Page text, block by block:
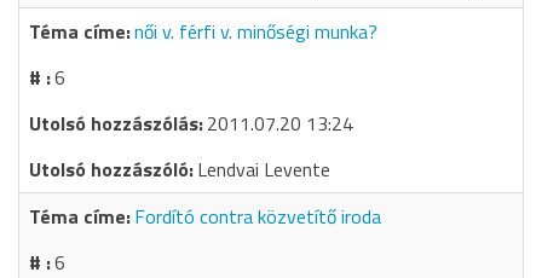
női v. férfi v. minőségi munka?
6
2011.07.20 13:24
Lendvai Levente
Fordító contra közvetítő iroda
6